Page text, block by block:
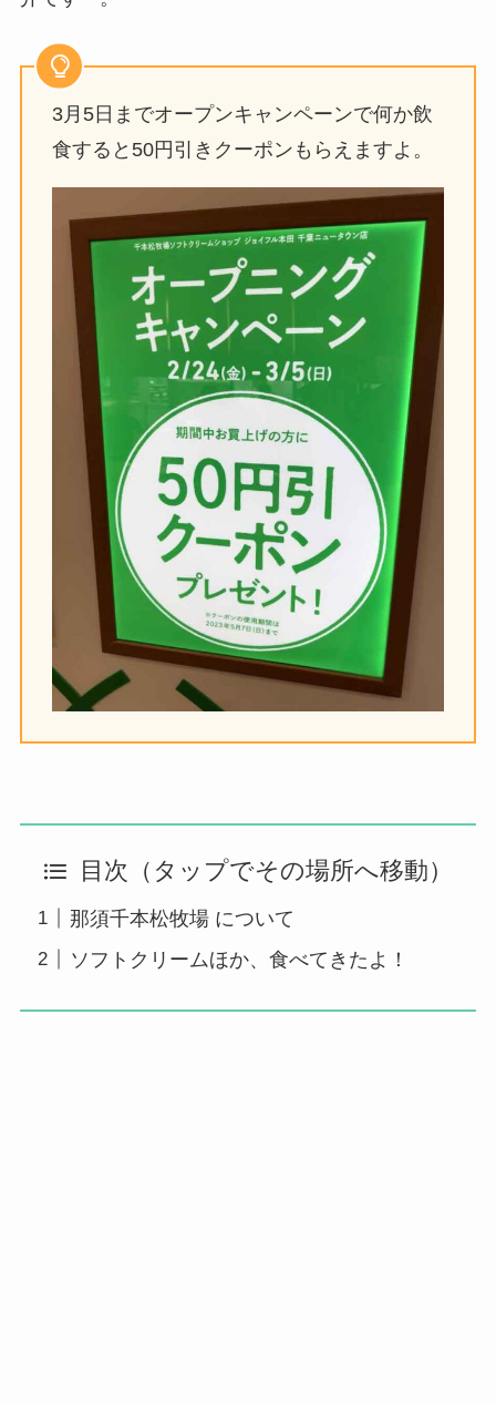
3月5日までオープンキャンペーンで何か飲
食すると50円引きクーポンもらえますよ。
目次（タップでその場所へ移動）
那須千本松牧場 について
ソフトクリームほか、食べてきたよ！